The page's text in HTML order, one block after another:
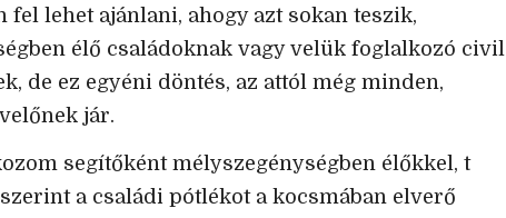
fel lehet ajánlani, ahogy azt sokan teszik,
élő családoknak vagy velük foglalkozó civil
de ez egyéni döntés, az attól még minden,
jár.
segítőként mélyszegénységben élőkkel, t
a családi pótlékot a kocsmában elverő